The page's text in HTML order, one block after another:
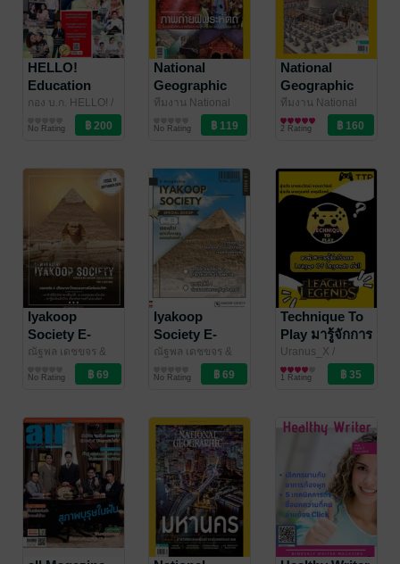
HELLO!
Education
2018
กอง บ.ก. HELLO! /
APX Luxury Co.,
Ltd.
นิตยสารความรู้
No Rating
National
Geographic
No. 165
ทีมงาน National
Geographic /
Amarin Magazine
นิตยสารความรู้
No Rating
National
Geographic
No. 265
ทีมงาน National
Geographic /
Amarin Magazine
นิตยสารความรู้
2 Rating
Iyakoop
Society E-
Magazine
Issue 12
ณัฐพล เดชขจร &
Iyakoop_Society
นิตยสารความรู้
No Rating
Iyakoop
Society E-
Magazine
Issue 07
ณัฐพล เดชขจร &
Iyakoop_Society
นิตยสารความรู้
No Rating
Technique To
Play มารู้จักการ
เล่น League Of
Legends กัน
Uranus_X /
Menada
นิตยสารความรู้
1 Rating